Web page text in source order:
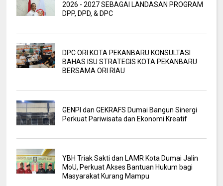
2026 - 2027 SEBAGAI LANDASAN PROGRAM
DPP, DPD, & DPC
DPC ORI KOTA PEKANBARU KONSULTASI
BAHAS ISU STRATEGIS KOTA PEKANBARU
BERSAMA ORI RIAU
GENPI dan GEKRAFS Dumai Bangun Sinergi
Perkuat Pariwisata dan Ekonomi Kreatif
YBH Triak Sakti dan LAMR Kota Dumai Jalin
MoU, Perkuat Akses Bantuan Hukum bagi
Masyarakat Kurang Mampu